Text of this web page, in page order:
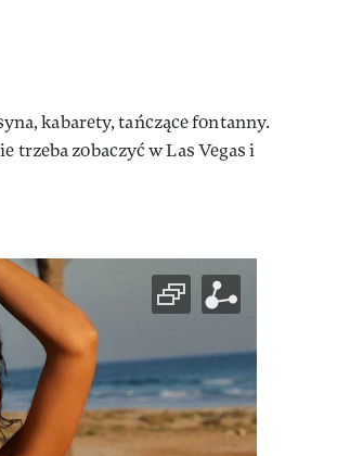
kabarety, tańczące fontanny.
trzeba zobaczyć w Las Vegas i